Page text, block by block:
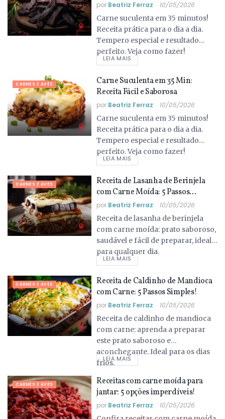
por Beatriz Ferraz 10/05/2026
Carne suculenta em 35 minutos!
Receita prática para o dia a dia.
Tempero especial e resultado
perfeito. Veja como fazer!
LEIA MAIS
CARNES E AVES
Carne Suculenta em 35 Min:
Receita Fácil e Saborosa
por Beatriz Ferraz 10/05/2026
Carne suculenta em 35 minutos!
Receita prática para o dia a dia.
Tempero especial e resultado
perfeito. Veja como fazer!
LEIA MAIS
CARNES E AVES
Receita de Lasanha de Berinjela
com Carne Moída: 5 Passos
Simples!
por Beatriz Ferraz 10/05/2026
Receita de lasanha de berinjela
com carne moída: prato saboroso,
saudável e fácil de preparar, ideal
para qualquer dia.
LEIA MAIS
CARNES E AVES
Receita de Caldinho de Mandioca
com Carne: 5 Passos Simples!
por Beatriz Ferraz 10/05/2026
Receita de caldinho de mandioca
com carne: aprenda a preparar
este prato saboroso e
aconchegante. Ideal para os dias
frios.
LEIA MAIS
CARNES E AVES
Receitas com carne moída para
jantar: 5 opções imperdíveis!
por Beatriz Ferraz 10/05/2026